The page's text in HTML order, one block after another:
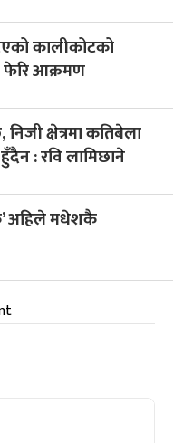
कालीकोटको
फेरि आक्रमण
निजी क्षेत्रमा कतिबेला
: रवि लामिछाने
अहिले मधेशकै